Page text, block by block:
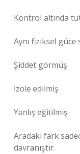
Kontrol altında
Aynı fiziksel
Şiddet görmüş
İzole edilmiş
Yanlış eğitilmiş
Aradaki fark
davranıştır.